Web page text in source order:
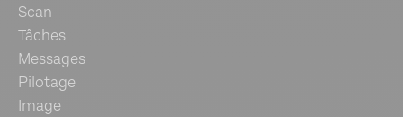
Scan
Tâches
Messages
Pilotage
Image